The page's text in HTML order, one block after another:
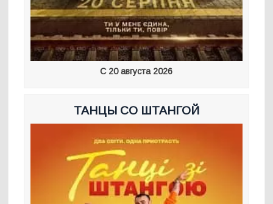
С 20 августа 2026
ТАНЦЫ СО ШТАНГОЙ